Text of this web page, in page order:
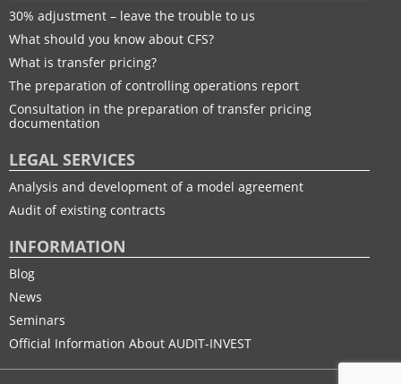
30% adjustment – leave the trouble to us
What should you know about CFS?
What is transfer pricing?
The preparation of controlling operations report
Consultation in the preparation of transfer pricing
documentation
LEGAL SERVICES
Analysis and development of a model agreement
Audit of existing contracts
INFORMATION
Blog
News
Seminars
Official Information About AUDIT-INVEST